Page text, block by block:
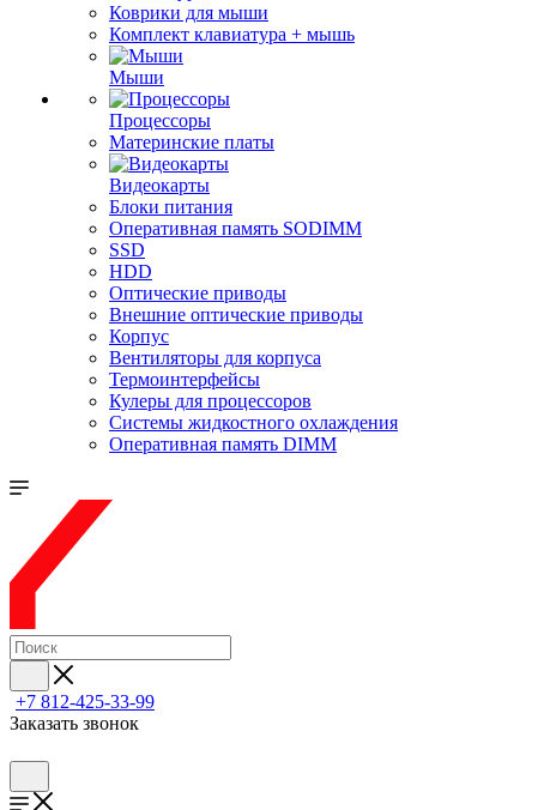
Коврики для мыши
Комплект клавиатура + мышь
Мыши
Процессоры
Материнские платы
Видеокарты
Блоки питания
Оперативная память SODIMM
SSD
HDD
Оптические приводы
Внешние оптические приводы
Корпус
Вентиляторы для корпуса
Термоинтерфейсы
Кулеры для процессоров
Системы жидкостного охлаждения
Оперативная память DIMM
+7 812-425-33-99
Заказать звонок